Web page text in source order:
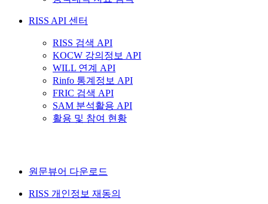
RISS API 센터
RISS 검색 API
KOCW 강의정보 API
WILL 연계 API
Rinfo 통계정보 API
FRIC 검색 API
SAM 분석활용 API
활용 및 참여 현황
원문뷰어 다운로드
RISS 개인정보 재동의